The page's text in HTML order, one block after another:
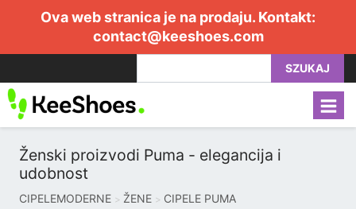
Ova web stranica je na prodaju. Kontakt:
contact@keeshoes.com
SZUKAJ
Ženski proizvodi Puma - elegancija i
udobnost
CIPELEMODERNE ŽENE CIPELE PUMA